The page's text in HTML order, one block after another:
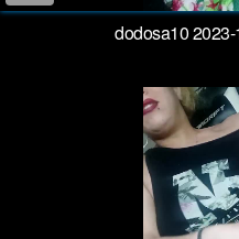
dodosa10